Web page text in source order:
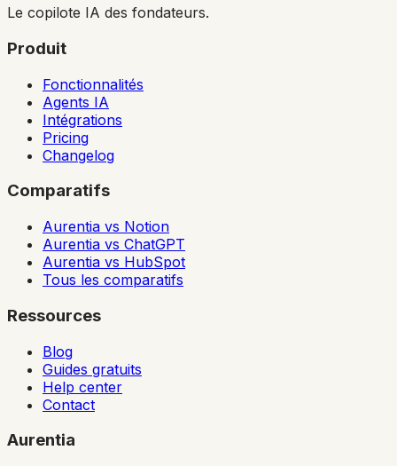
Le copilote IA des fondateurs.
Produit
Fonctionnalités
Agents IA
Intégrations
Pricing
Changelog
Comparatifs
Aurentia vs Notion
Aurentia vs ChatGPT
Aurentia vs HubSpot
Tous les comparatifs
Ressources
Blog
Guides gratuits
Help center
Contact
Aurentia